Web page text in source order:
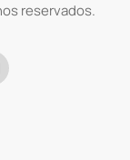
reservados.